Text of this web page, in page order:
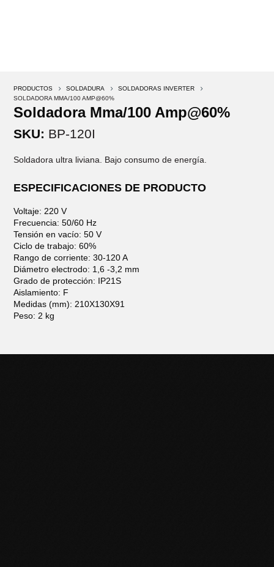
PRODUCTOS 5 SOLDADURA 5 SOLDADORAS INVERTER 5
SOLDADORA MMA/100 AMP@60%
Soldadora Mma/100 Amp@60%
SKU: BP-120I
Soldadora ultra liviana. Bajo consumo de energía.
ESPECIFICACIONES DE PRODUCTO
Voltaje: 220 V
Frecuencia: 50/60 Hz
Tensión en vacío: 50 V
Ciclo de trabajo: 60%
Rango de corriente: 30-120 A
Diámetro electrodo: 1,6 -3,2 mm
Grado de protección: IP21S
Aislamiento: F
Medidas (mm): 210X130X91
Peso: 2 kg